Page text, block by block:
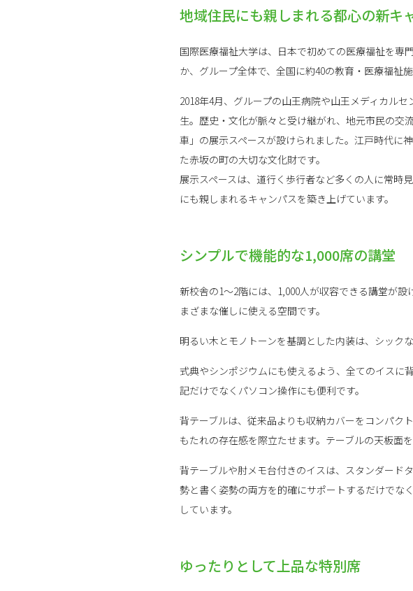
地域住民にも親しまれる都心の新キ
国際医療福祉大学は、日本で初めての医療福祉を専
か、グループ全体で、全国に約40の教育・医療福祉施
2018年4月、グループの山王病院や山王メディカル
生。歴史・文化が脈々と受け継がれ、地元市民の交
車」の展示スペースが設けられました。江戸時代に
た赤坂の町の大切な文化財です。
展示スペースは、道行く歩行者など多くの人に常時
にも親しまれるキャンパスを築き上げています。
シンプルで機能的な1,000席の講堂
新校舎の1～2階には、1,000人が収容できる講堂が
まざまな催しに使える空間です。
明るい木とモノトーンを基調とした内装は、シック
式典やシンポジウムにも使えるよう、全てのイスに
記だけでなくパソコン操作にも便利です。
背テーブルは、従来品よりも収納カバーをコンパク
もたれの存在感を際立たせます。テーブルの天板面
背テーブルや肘メモ台付きのイスは、スタンダード
勢と書く姿勢の両方を的確にサポートするだけでな
しています。
ゆったりとして上品な特別席